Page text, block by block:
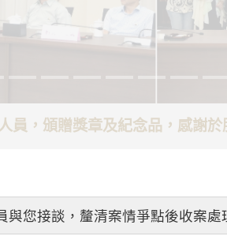
，頒贈獎章及紀念品，感謝於
您接談，釐清案情爭點後收案處